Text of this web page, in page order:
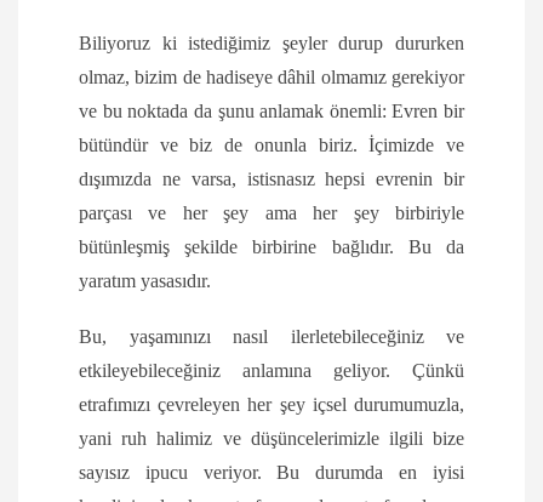
Biliyoruz ki istediğimiz şeyler durup dururken
olmaz, bizim de hadiseye dâhil olmamız gerekiyor
ve bu noktada da şunu anlamak önemli: Evren bir
bütündür ve biz de onunla biriz. İçimizde ve
dışımızda ne varsa, istisnasız hepsi evrenin bir
parçası ve her şey ama her şey birbiriyle
bütünleşmiş şekilde birbirine bağlıdır. Bu da
yaratım yasasıdır.
Bu, yaşamınızı nasıl ilerletebileceğiniz ve
etkileyebileceğiniz anlamına geliyor. Çünkü
etrafımızı çevreleyen her şey içsel durumumuzla,
yani ruh halimiz ve düşüncelerimizle ilgili bize
sayısız ipucu veriyor. Bu durumda en iyisi